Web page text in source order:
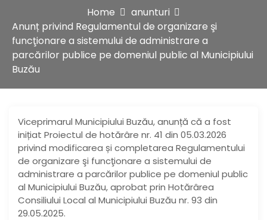
Home
anunturi
Anunț privind Regulamentul de organizare şi
funcţionare a sistemului de administrare a
parcărilor publice pe domeniul public al Municipiului
Buzău
Viceprimarul Municipiului Buzău, anunță că a fost
inițiat Proiectul de hotărâre nr. 41 din 05.03.2026
privind modificarea și completarea Regulamentului
de organizare şi funcţionare a sistemului de
administrare a parcărilor publice pe domeniul public
al Municipiului Buzău, aprobat prin Hotărârea
Consiliului Local al Municipiului Buzău nr. 93 din
29.05.2025.